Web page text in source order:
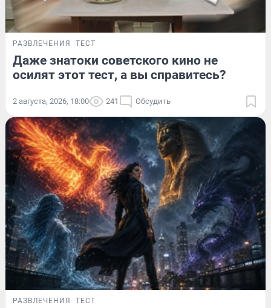
РАЗВЛЕЧЕНИЯ ТЕСТ
Даже знатоки советского кино не
осилят этот тест, а вы справитесь?
2 августа, 2026, 18:00 241 Обсудить
РАЗВЛЕЧЕНИЯ ТЕСТ